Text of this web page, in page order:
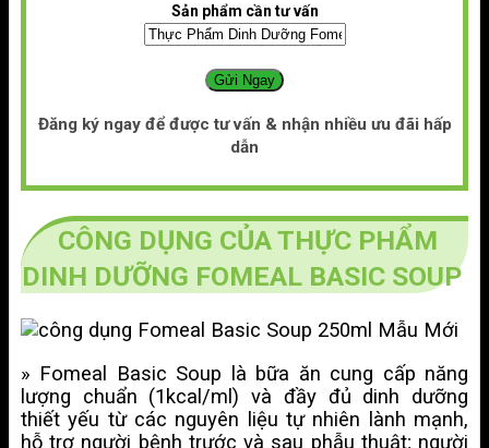
Sản phẩm cần tư vấn
Đăng ký ngay để được tư vấn & nhận nhiều ưu đãi hấp
dẫn
CÔNG DỤNG CỦA THỰC PHẨM
DINH DƯỠNG FOMEAL BASIC SOUP
» Fomeal Basic Soup là bữa ăn cung cấp năng
lượng chuẩn (1kcal/ml) và đầy đủ dinh dưỡng
thiết yếu từ các nguyên liệu tự nhiên lành mạnh,
hỗ trợ người bệnh trước và sau phẫu thuật; người